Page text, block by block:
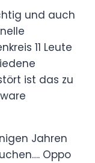
und auch
11 Leute
ist das zu
Jahren
Oppo